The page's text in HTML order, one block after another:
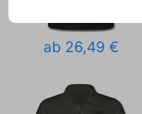
ab 26,49 €